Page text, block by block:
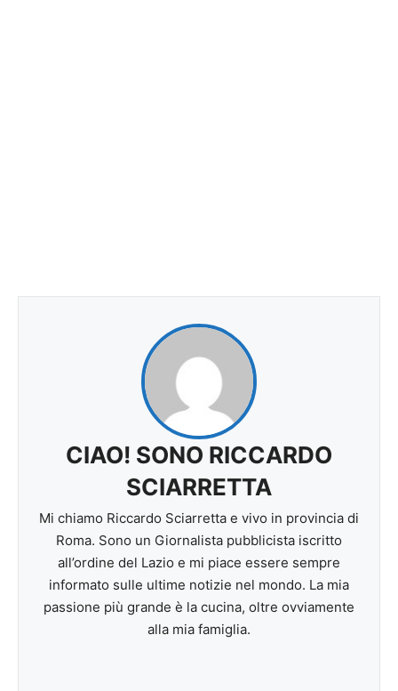
CIAO! SONO RICCARDO
SCIARRETTA
Mi chiamo Riccardo Sciarretta e vivo in provincia di
Roma. Sono un Giornalista pubblicista iscritto
all’ordine del Lazio e mi piace essere sempre
informato sulle ultime notizie nel mondo. La mia
passione più grande è la cucina, oltre ovviamente
alla mia famiglia.